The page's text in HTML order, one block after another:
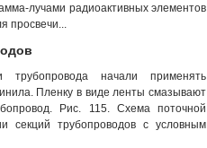
лучами радиоактивных элементов
просвечи...
начали применять
Пленку в виде ленты смазывают
Рис. 115. Схема поточной
секций трубопроводов с условным